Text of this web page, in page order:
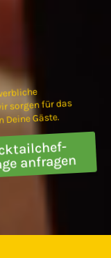
sorgen für das
Gäste.
anfragen